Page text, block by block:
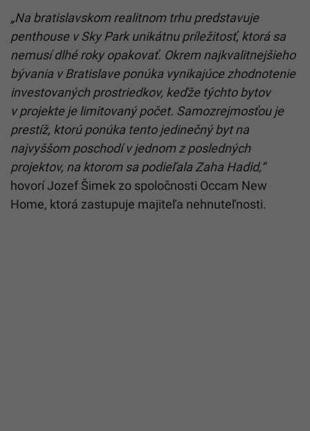
„Na bratislavskom realitnom trhu predstavuje
penthouse v Sky Park unikátnu príležitosť, ktorá sa
nemusí dlhé roky opakovať. Okrem najkvalitnejšieho
bývania v Bratislave ponúka vynikajúce zhodnotenie
investovaných prostriedkov, keďže týchto bytov
v projekte je limitovaný počet. Samozrejmosťou je
prestíž, ktorú ponúka tento jedinečný byt na
najvyššom poschodí v jednom z posledných
projektov, na ktorom sa podieľala Zaha Hadid,“
hovorí Jozef Šimek zo spoločnosti Occam New
Home, ktorá zastupuje majiteľa nehnuteľnosti.